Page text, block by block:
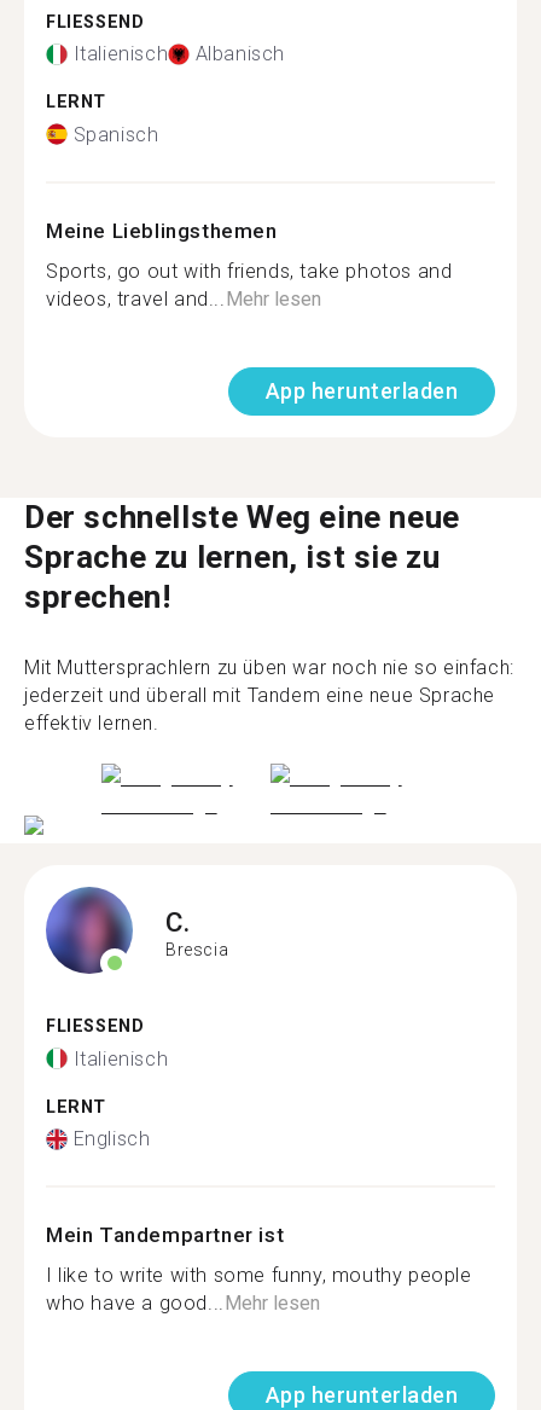
FLIESSEND
Italienisch Albanisch
LERNT
Spanisch
Meine Lieblingsthemen
Sports, go out with friends, take photos and
videos, travel and... Mehr lesen
App herunterladen
Der schnellste Weg eine neue
Sprache zu lernen, ist sie zu
sprechen!
Mit Muttersprachlern zu üben war noch nie so einfach:
jederzeit und überall mit Tandem eine neue Sprache
effektiv lernen.
C.
Brescia
FLIESSEND
Italienisch
LERNT
Englisch
Mein Tandempartner ist
I like to write with some funny, mouthy people
who have a good...Mehr lesen
App herunterladen